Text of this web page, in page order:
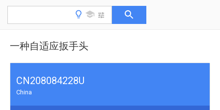
一种自适应扳手头
CN208084228U
China